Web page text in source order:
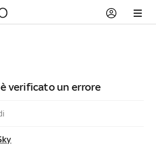
verificato un errore